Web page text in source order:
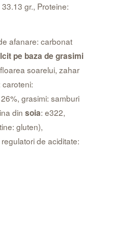
gr., Proteine:
afanare: carbonat
pe baza de grasimi
soarelui, zahar
grasimi: samburi
din soia: e322,
gluten),
de aciditate: